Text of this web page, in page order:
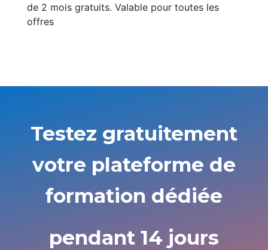
de 2 mois gratuits. Valable pour toutes les
offres
Testez gratuitement
votre plateforme de
formation dédiée
pendant 14 jours